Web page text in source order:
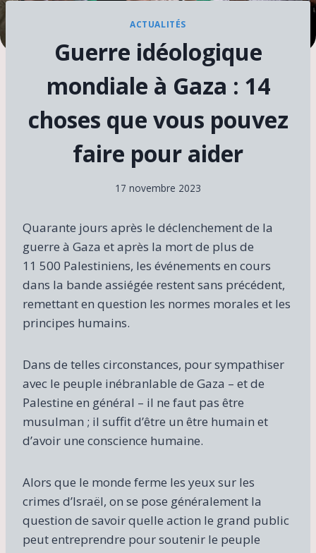
ACTUALITÉS
Guerre idéologique
mondiale à Gaza : 14
choses que vous pouvez
faire pour aider
17 novembre 2023
Quarante jours après le déclenchement de la
guerre à Gaza et après la mort de plus de
11 500 Palestiniens, les événements en cours
dans la bande assiégée restent sans précédent,
remettant en question les normes morales et les
principes humains.
Dans de telles circonstances, pour sympathiser
avec le peuple inébranlable de Gaza – et de
Palestine en général – il ne faut pas être
musulman ; il suffit d’être un être humain et
d’avoir une conscience humaine.
Alors que le monde ferme les yeux sur les
crimes d’Israël, on se pose généralement la
question de savoir quelle action le grand public
peut entreprendre pour soutenir le peuple